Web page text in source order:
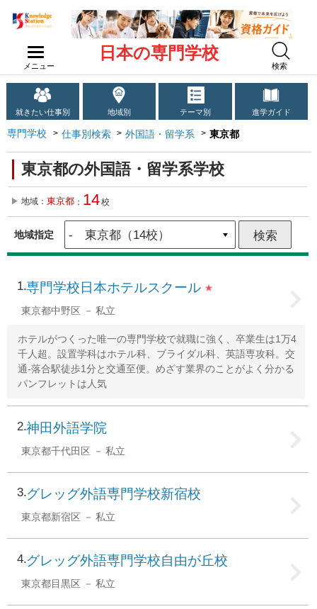
メニュー
日本の専門学校
検索
就きたい仕事別 地域別 テーマ別 進学ガイド
専門学校 仕事別検索 外国語・留学系 東京都
東京都の外国語・留学系学校
地域： 東京都 ： 14校
地域指定
1 専門学校日本ホテルスクール ★
東京都中野区 私立
ホテルがつくった唯一の専門学校で就職に強く、卒業生は1万4
千人超。設置学科はホテル科、ブライダル科、英語専攻科。交
通-落合駅徒歩1分と交通至便。めざす業界のことがよく分かる
パンフレットは人気
2 神田外語学院
東京都千代田区 私立
3 グレッグ外語専門学校新宿校
東京都新宿区 私立
4 グレッグ外語専門学校自由が丘校
東京都目黒区 私立